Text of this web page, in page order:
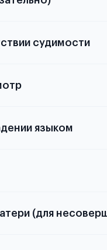
судимости
языком
(для